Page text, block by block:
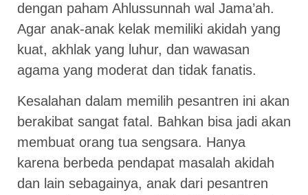
dengan paham Ahlussunnah wal Jama’ah.
Agar anak-anak kelak memiliki akidah yang
kuat, akhlak yang luhur, dan wawasan
agama yang moderat dan tidak fanatis.
Kesalahan dalam memilih pesantren ini akan
berakibat sangat fatal. Bahkan bisa jadi akan
membuat orang tua sengsara. Hanya
karena berbeda pendapat masalah akidah
dan lain sebagainya, anak dari pesantren